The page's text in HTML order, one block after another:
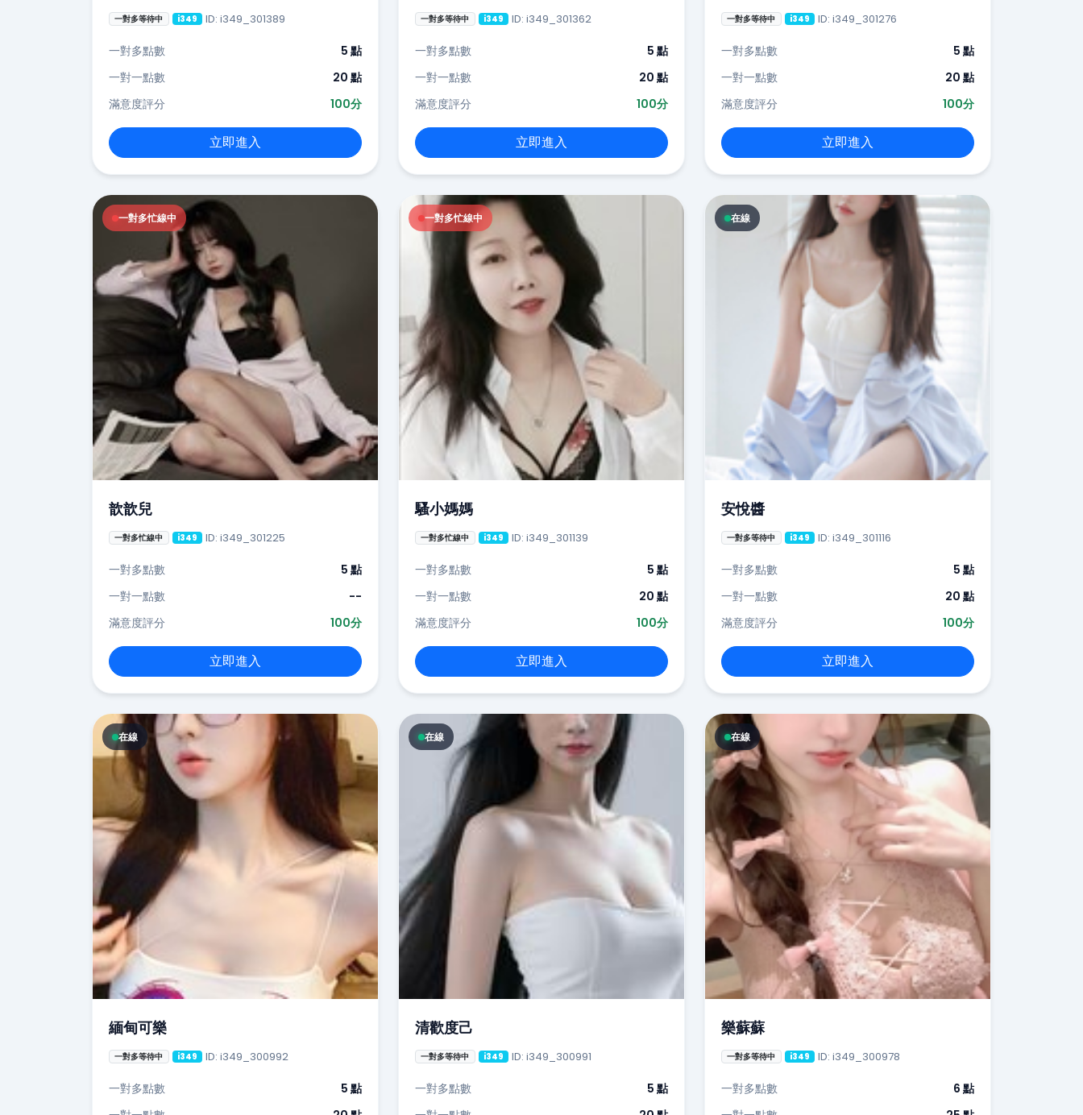
一對多等待中 i349 ID: i349_301389
一對多點數
5 點
一對一點數
20 點
滿意度評分
100分
立即進入
一對多等待中 i349 ID: i349_301362
一對多點數
5 點
一對一點數
20 點
滿意度評分
100分
立即進入
一對多等待中 i349 ID: i349_301276
一對多點數
5 點
一對一點數
20 點
滿意度評分
100分
立即進入
一對多忙線中
歆歆兒
一對多忙線中 i349 ID: i349_301225
一對多點數
5 點
一對一點數
--
滿意度評分
100分
立即進入
一對多忙線中
騷小媽媽
一對多忙線中 i349 ID: i349_301139
一對多點數
5 點
一對一點數
20 點
滿意度評分
100分
立即進入
在線
安悅醬
一對多等待中 i349 ID: i349_301116
一對多點數
5 點
一對一點數
20 點
滿意度評分
100分
立即進入
在線
緬甸可樂
一對多等待中 i349 ID: i349_300992
一對多點數
5 點
在線
清歡度己
一對多等待中 i349 ID: i349_300991
一對多點數
5 點
在線
樂蘇蘇
一對多等待中 i349 ID: i349_300978
一對多點數
6 點